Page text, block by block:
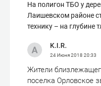
На полигон ТБО у
Лаишевском районе
технику – на глубине
K.I.R.
24 Июня 2018 20:33
Жители
поселка Орловское